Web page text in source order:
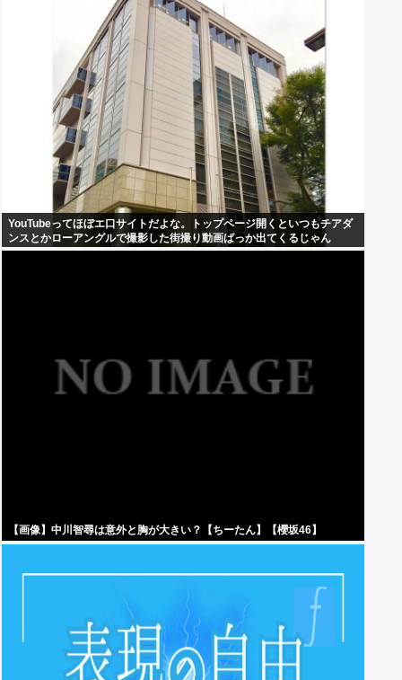
YouTubeってほぼエ口サイトだよな。トップページ開くといつもチアダ
ンスとかローアングルで撮影した街撮り動画ばっか出てくるじゃん
【画像】中川智尋は意外と胸が大きい？【ちーたん】【櫻坂46】